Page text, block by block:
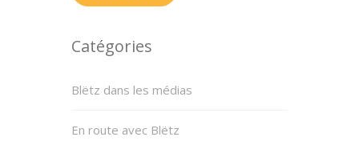
Catégories
Blëtz dans les médias
En route avec Blëtz